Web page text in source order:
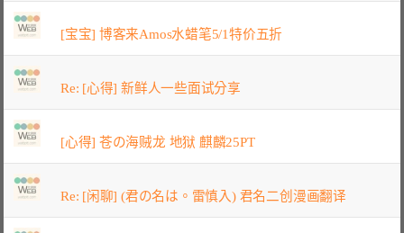
[宝宝] 博客来Amos水蜡笔5/1特价五折
Re: [心得] 新鲜人一些面试分享
[心得] 苍の海贼龙 地狱 麒麟25PT
Re: [闲聊] (君の名は。雷慎入) 君名二创漫画翻译